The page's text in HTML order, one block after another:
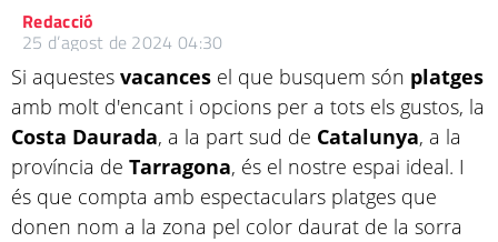
Redacció
25 d’agost de 2024 04:30
Si aquestes vacances el que busquem són platges
amb molt d'encant i opcions per a tots els gustos, la
Costa Daurada, a la part sud de Catalunya, a la
província de Tarragona, és el nostre espai ideal. I
és que compta amb espectaculars platges que
donen nom a la zona pel color daurat de la sorra